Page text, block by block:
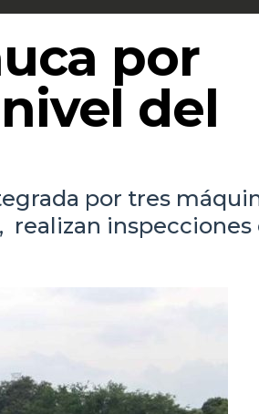
por
del
por tres
realizan inspecciones